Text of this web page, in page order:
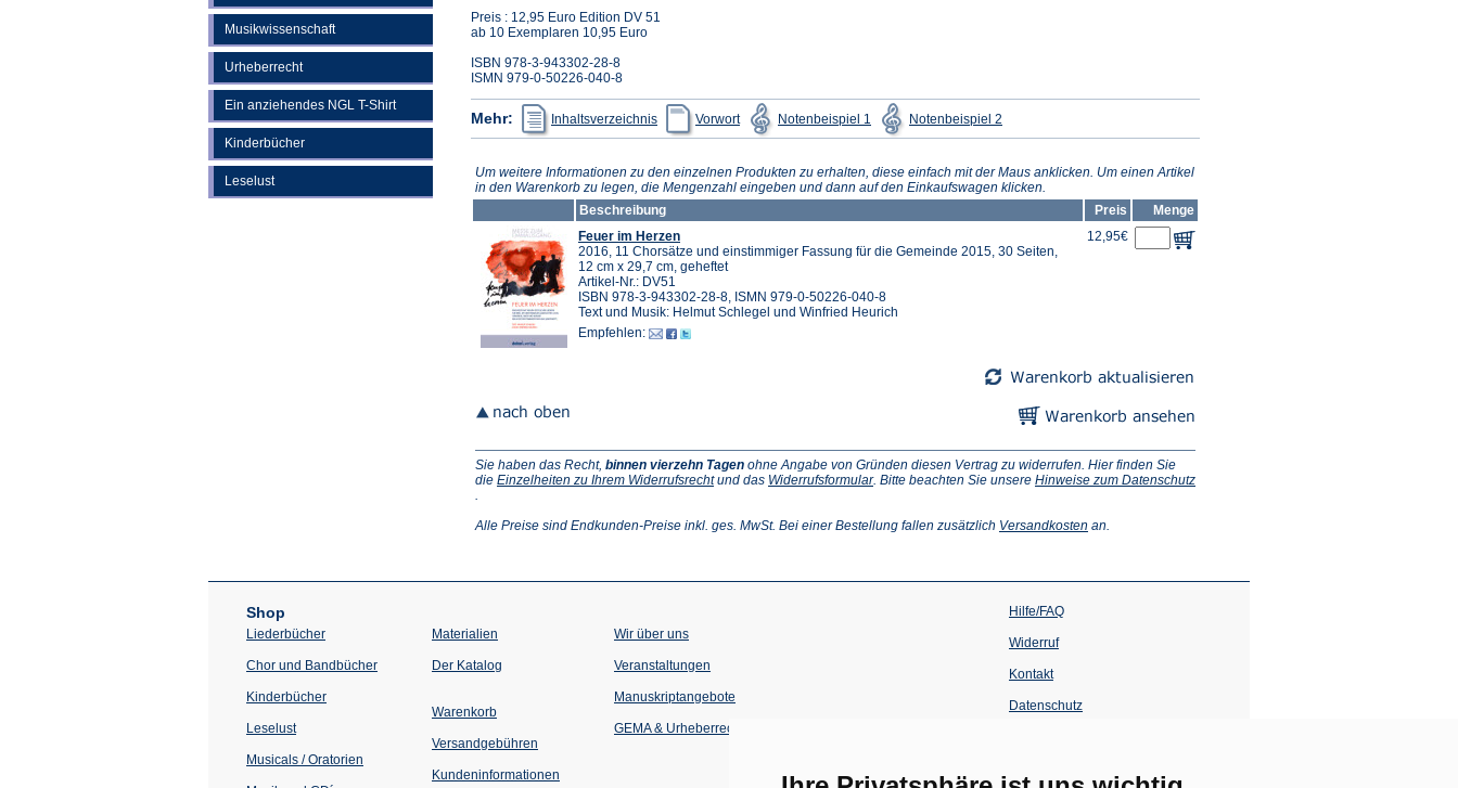
Musikwissenschaft
Urheberrecht
Ein anziehendes NGL T-Shirt
Kinderbücher
Leselust
Preis : 12,95 Euro Edition DV 51
ab 10 Exemplaren 10,95 Euro
ISBN 978-3-943302-28-8
ISMN 979-0-50226-040-8
Mehr: Inhaltsverzeichnis
(Öffnet
in
einem
Tab)
Vorwort
(Öffnet
in
einem
Tab)
Notenbeispiel 1
(Öffnet
in
einem
Tab)
Notenbeispiel 2in
einem
Tab)
Um weitere Informationen zu den einzelnen Produkten zu erhalten, diese einfach mit der Maus anklicken. Um einen Artikel
in den Warenkorb zu legen, die Mengenzahl eingeben und dann auf den Einkaufswagen klicken.
Beschreibung
Preis
Menge
Feuer im Herzen
2016, 11 Chorsätze und einstimmiger Fassung für die Gemeinde 2015, 30 Seiten,
12 cm x 29,7 cm, geheftet
Artikel-Nr.: DV51
ISBN 978-3-943302-28-8, ISMN 979-0-50226-040-8
Text und Musik: Helmut Schlegel und Winfried Heurich
Empfehlen:
12,95€
Sie haben das Recht, binnen vierzehn Tagen ohne Angabe von Gründen diesen Vertrag zu widerrufen. Hier finden Sie
die Einzelheiten zu Ihrem Widerrufsrecht(Öffnet
neuen
und das Widerrufsformular(Öffnet
neuen
. Bitte beachten Sie unsere Hinweise zum Datenschutz
einem
.
Alle Preise sind Endkunden-Preise inkl. ges. MwSt. Bei einer Bestellung fallen zusätzlich Versandkosten (Öffnet
Tab)
an.
Shop
Liederbücher
Chor und Bandbücher
Kinderbücher
Leselust
Musicals / Oratorien
Materialien
Der Katalog
Warenkorb
Versandgebühren
Kundeninformationen
Wir über uns
Veranstaltungen
einem
Tab)
Manuskriptangebote
GEMA & Urheberrecht
Hilfe/FAQ
Widerruf
Kontakt
Datenschutz